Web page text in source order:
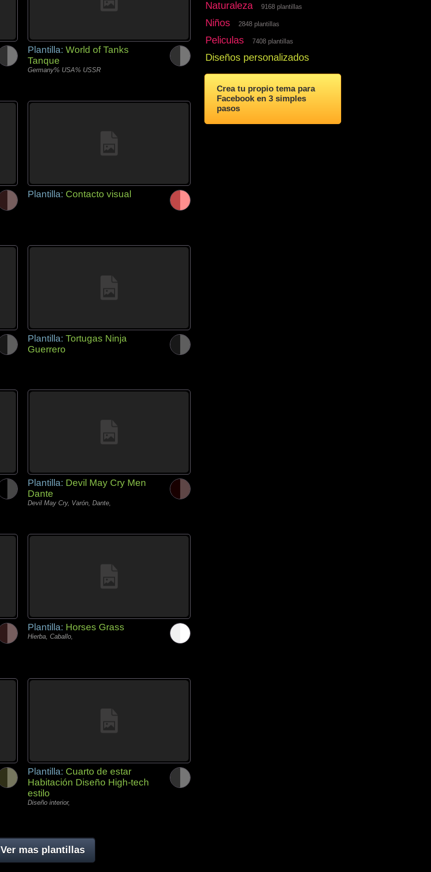
Plantilla: World of Tanks
Tanque
Germany% USA% USSR
Plantilla: Contacto visual
Plantilla: Tortugas Ninja
Guerrero
Plantilla: Devil May Cry Men
Dante
Devil May Cry, Varón, Dante,
Plantilla: Horses Grass
Hierba, Caballo,
Plantilla: Cuarto de estar
Habitación Diseño High-tech
estilo
Diseño interior,
Ver mas plantillas
Naturaleza 9168 plantillas
Niños 2848 plantillas
Peliculas 7408 plantillas
Diseños personalizados
Crea tu propio tema para
Facebook en 3 simples
pasos